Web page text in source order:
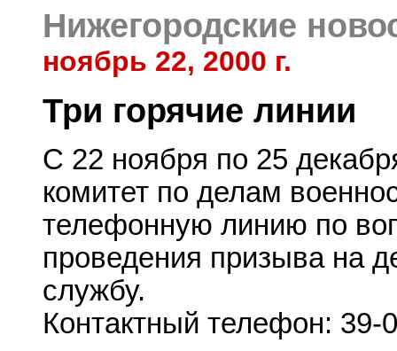
Нижегородские
ноябрь 22, 2000 г.
Три горячие линии
C 22 ноября по 25
комитет по делам
телефонную линию по
проведения призыва на
службу.
Контактный телефон: 39-